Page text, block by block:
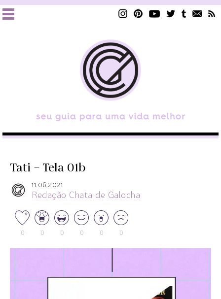
Tati – Tela 01b
11.06.2021
Redação Chata de Galocha
0 0 0 0 0 0
vídeo